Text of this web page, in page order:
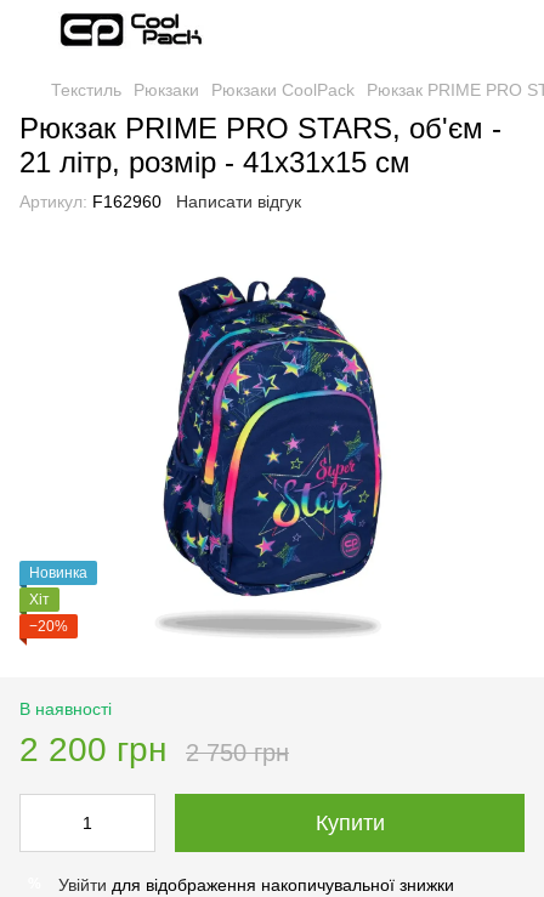
Текстиль Рюкзаки Рюкзаки CoolPack Рюкзак PRIME PRO
Рюкзак PRIME PRO STARS, об'єм -
21 літр, розмір - 41х31х15 см
Артикул: F162960 Написати відгук
Новинка
Хіт
−20%
В наявності
2 200 грн 2 750 грн
Купити
Увійти для відображення накопичувальної знижки